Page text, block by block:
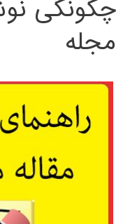
چگونگی
مجله